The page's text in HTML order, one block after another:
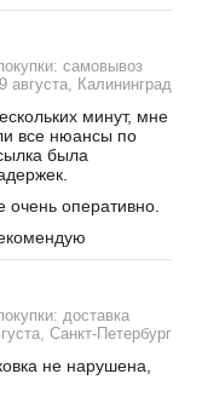
самовывоз
августа, Калининград
минут, мне
все нюансы по
была
очень оперативно.
доставка
Санкт-Петербург
не нарушена,